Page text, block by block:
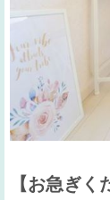
【お急ぎ